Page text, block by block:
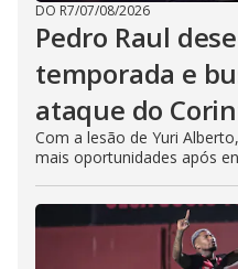
DO R7/07/08/2026
Pedro Raul
temporada e
ataque do
Com a lesão de Yuri
mais oportunidades após